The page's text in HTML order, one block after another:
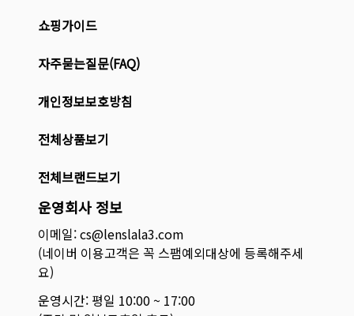
쇼핑가이드
자주묻는질문(FAQ)
개인정보보호방침
전체상품보기
전체브랜드보기
운영회사 정보
이메일: cs@lenslala3.com
(네이버 이용고객은 꼭 스팸예외대상에 등록해주세
요)
운영시간: 평일 10:00 ~ 17:00